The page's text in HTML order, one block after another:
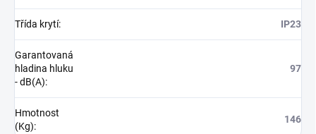
Třída krytí: IP23
Garantovaná
hladina hluku
- dB(A):
97
Hmotnost
(Kg):
146